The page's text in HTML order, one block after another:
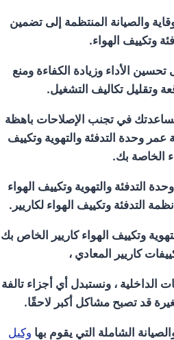
والصيانة المنتظمة إلى تضمين
وتكييف الهواء.
الأداء وزيادة الكفاءة ومنع
وتقليل تكاليف التشغيل.
في تجنب الإصلاحات باهظة
وحدة التدفئة والتهوية وتكييف
الخاصة بك.
التدفئة والتهوية وتكييف الهواء
التدفئة وتكييف الهواء لكاريير.
وتكييف الهواء كاريير الخاص بك
كاريير المعادي ،
الداخلية ، ونستبدل أي أجزاء تالفة
قد تصبح مشاكل أكبر لاحقًا.
الشاملة التي يقوم بها وكيل